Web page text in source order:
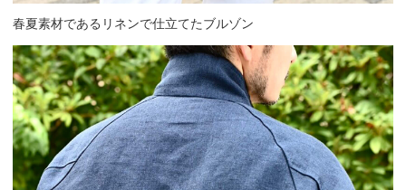
春夏素材であるリネンで仕立てたブルゾン